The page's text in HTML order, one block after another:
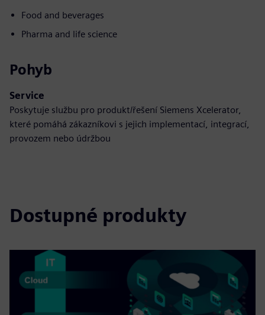
Food and beverages
Pharma and life science
Pohyb
Service
Poskytuje službu pro produkt/řešení Siemens Xcelerator,
které pomáhá zákazníkovi s jejich implementací, integrací,
provozem nebo údržbou
Dostupné produkty